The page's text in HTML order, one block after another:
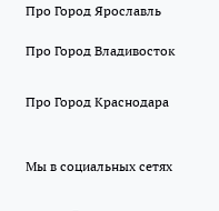
Про Город Ярославль
Про Город Владивосток
Про Город Краснодара
Мы в социальных сетях